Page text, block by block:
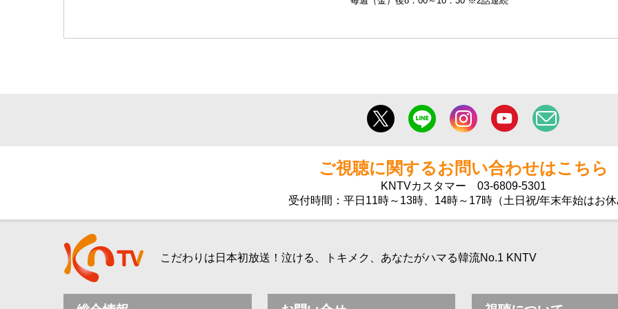
ご視聴に関するお問い合わせはこちら
KNTVカスタマー 03-6809-5301
受付時間：平日11時～13時、14時～17時（土日祝/年末年始はお
こだわりは日本初放送！泣ける、トキメク、あなたがハマる韓流No.1 KNTV